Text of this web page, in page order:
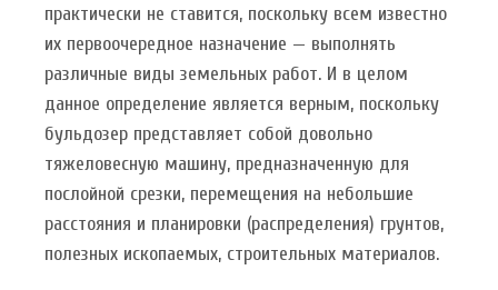
практически не ставится, поскольку всем известно
их первоочередное назначение — выполнять
различные виды земельных работ. И в целом
данное определение является верным, поскольку
бульдозер представляет собой довольно
тяжеловесную машину, предназначенную для
послойной срезки, перемещения на небольшие
расстояния и планировки (распределения) грунтов,
полезных ископаемых, строительных материалов.